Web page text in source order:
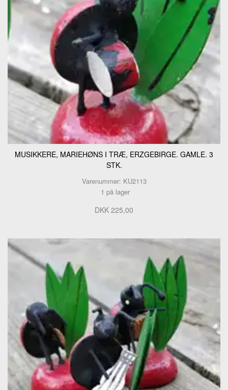
MUSIKKERE, MARIEHØNS I TRÆ, ERZGEBIRGE. GAMLE. 3
STK.
Varenummer: KU2113
1 på lager
DKK 225,00